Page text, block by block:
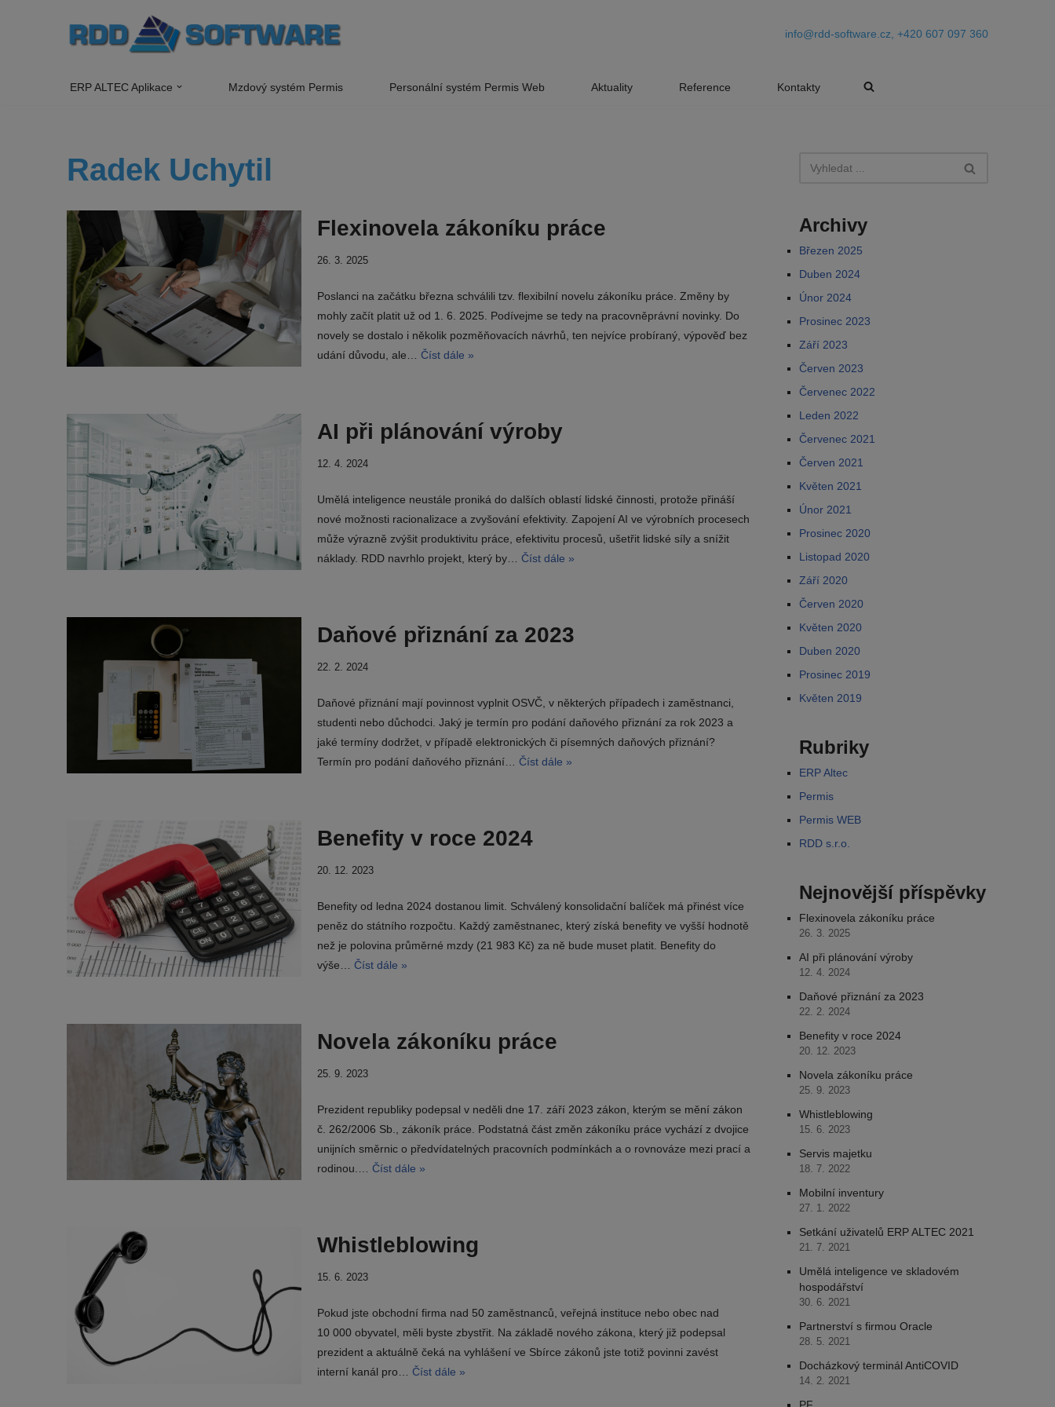
info@rdd-software.cz, +420 607 097 360
ERP ALTEC Aplikace Mzdový systém Permis Personální systém Permis Web Aktuality Reference Kontakty
Radek Uchytil
Flexinovela zákoníku práce
26. 3. 2025
Poslanci na začátku března schválili tzv. flexibilní novelu zákoníku práce. Změny by
mohly začít platit už od 1. 6. 2025. Podívejme se tedy na pracovněprávní novinky. Do
novely se dostalo i několik pozměňovacích návrhů, ten nejvíce probíraný, výpověď bez
udání důvodu, ale… Číst dále »
AI při plánování výroby
12. 4. 2024
Umělá inteligence neustále proniká do dalších oblastí lidské činnosti, protože přináší
nové možnosti racionalizace a zvyšování efektivity. Zapojení AI ve výrobních procesech
může výrazně zvýšit produktivitu práce, efektivitu procesů, ušetřit lidské síly a snížit
náklady. RDD navrhlo projekt, který by… Číst dále »
Daňové přiznání za 2023
22. 2. 2024
Daňové přiznání mají povinnost vyplnit OSVČ, v některých případech i zaměstnanci,
studenti nebo důchodci. Jaký je termín pro podání daňového přiznání za rok 2023 a
jaké termíny dodržet, v případě elektronických či písemných daňových přiznání?
Termín pro podání daňového přiznání… Číst dále »
Benefity v roce 2024
20. 12. 2023
Benefity od ledna 2024 dostanou limit. Schválený konsolidační balíček má přinést více
peněz do státního rozpočtu. Každý zaměstnanec, který získá benefity ve vyšší hodnotě
než je polovina průměrné mzdy (21 983 Kč) za ně bude muset platit. Benefity do
výše… Číst dále »
Novela zákoníku práce
25. 9. 2023
Prezident republiky podepsal v neděli dne 17. září 2023 zákon, kterým se mění zákon
č. 262/2006 Sb., zákoník práce. Podstatná část změn zákoníku práce vychází z dvojice
unijních směrnic o předvídatelných pracovních podmínkách a o rovnováze mezi prací a
rodinou.… Číst dále »
Whistleblowing
15. 6. 2023
Pokud jste obchodní firma nad 50 zaměstnanců, veřejná instituce nebo obec nad
10 000 obyvatel, měli byste zbystřit. Na základě nového zákona, který již podepsal
prezident a aktuálně čeká na vyhlášení ve Sbírce zákonů jste totiž povinni zavést
interní kanál pro… Číst dále »
Archivy
Březen 2025
Duben 2024
Únor 2024
Prosinec 2023
Září 2023
Červen 2023
Červenec 2022
Leden 2022
Červenec 2021
Červen 2021
Květen 2021
Únor 2021
Prosinec 2020
Listopad 2020
Září 2020
Červen 2020
Květen 2020
Duben 2020
Prosinec 2019
Květen 2019
Rubriky
ERP Altec
Permis
Permis WEB
RDD s.r.o.
Nejnovější příspěvky
Flexinovela zákoníku práce
26. 3. 2025
AI při plánování výroby
12. 4. 2024
Daňové přiznání za 2023
22. 2. 2024
Benefity v roce 2024
20. 12. 2023
Novela zákoníku práce
25. 9. 2023
Whistleblowing
15. 6. 2023
Servis majetku
18. 7. 2022
Mobilní inventury
27. 1. 2022
Setkání uživatelů ERP ALTEC 2021
21. 7. 2021
Umělá inteligence ve skladovém
hospodářství
30. 6. 2021
Partnerství s firmou Oracle
28. 5. 2021
Docházkový terminál AntiCOVID
14. 2. 2021